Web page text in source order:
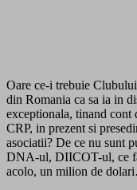
Oare ce-i trebuie
din Romania ca sa ia in
exceptionala, tinand cont
CRP, in prezent si
asociatii? De ce nu sunt
DNA-ul, DIICOT-ul, ce
acolo, un milion de